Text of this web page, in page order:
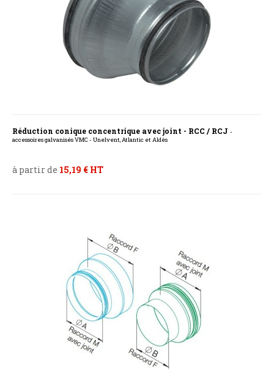
Réduction conique concentrique avec joint - RCC / RCJ -
accessoires galvanisés VMC - Unelvent, Atlantic et Aldès
à partir de 15,19 € HT